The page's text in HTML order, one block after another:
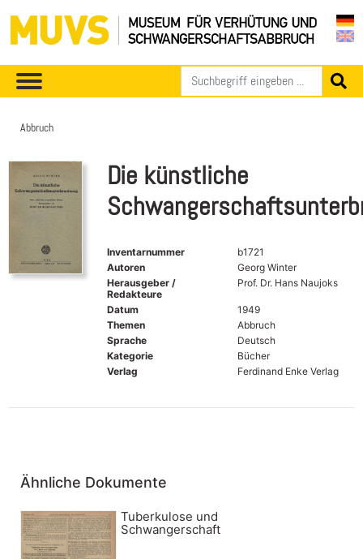
Abbruch
Die künstliche
Inventarnummer
b1721
Autoren
Georg Winter
Herausgeber /
Redakteure
Prof. Dr. Hans Naujoks
Datum
1949
Themen
Abbruch
Sprache
Deutsch
Kategorie
Bücher
Verlag
Ferdinand Enke Verlag
Ähnliche Dokumente
Tuberkulose und
Schwangerschaft